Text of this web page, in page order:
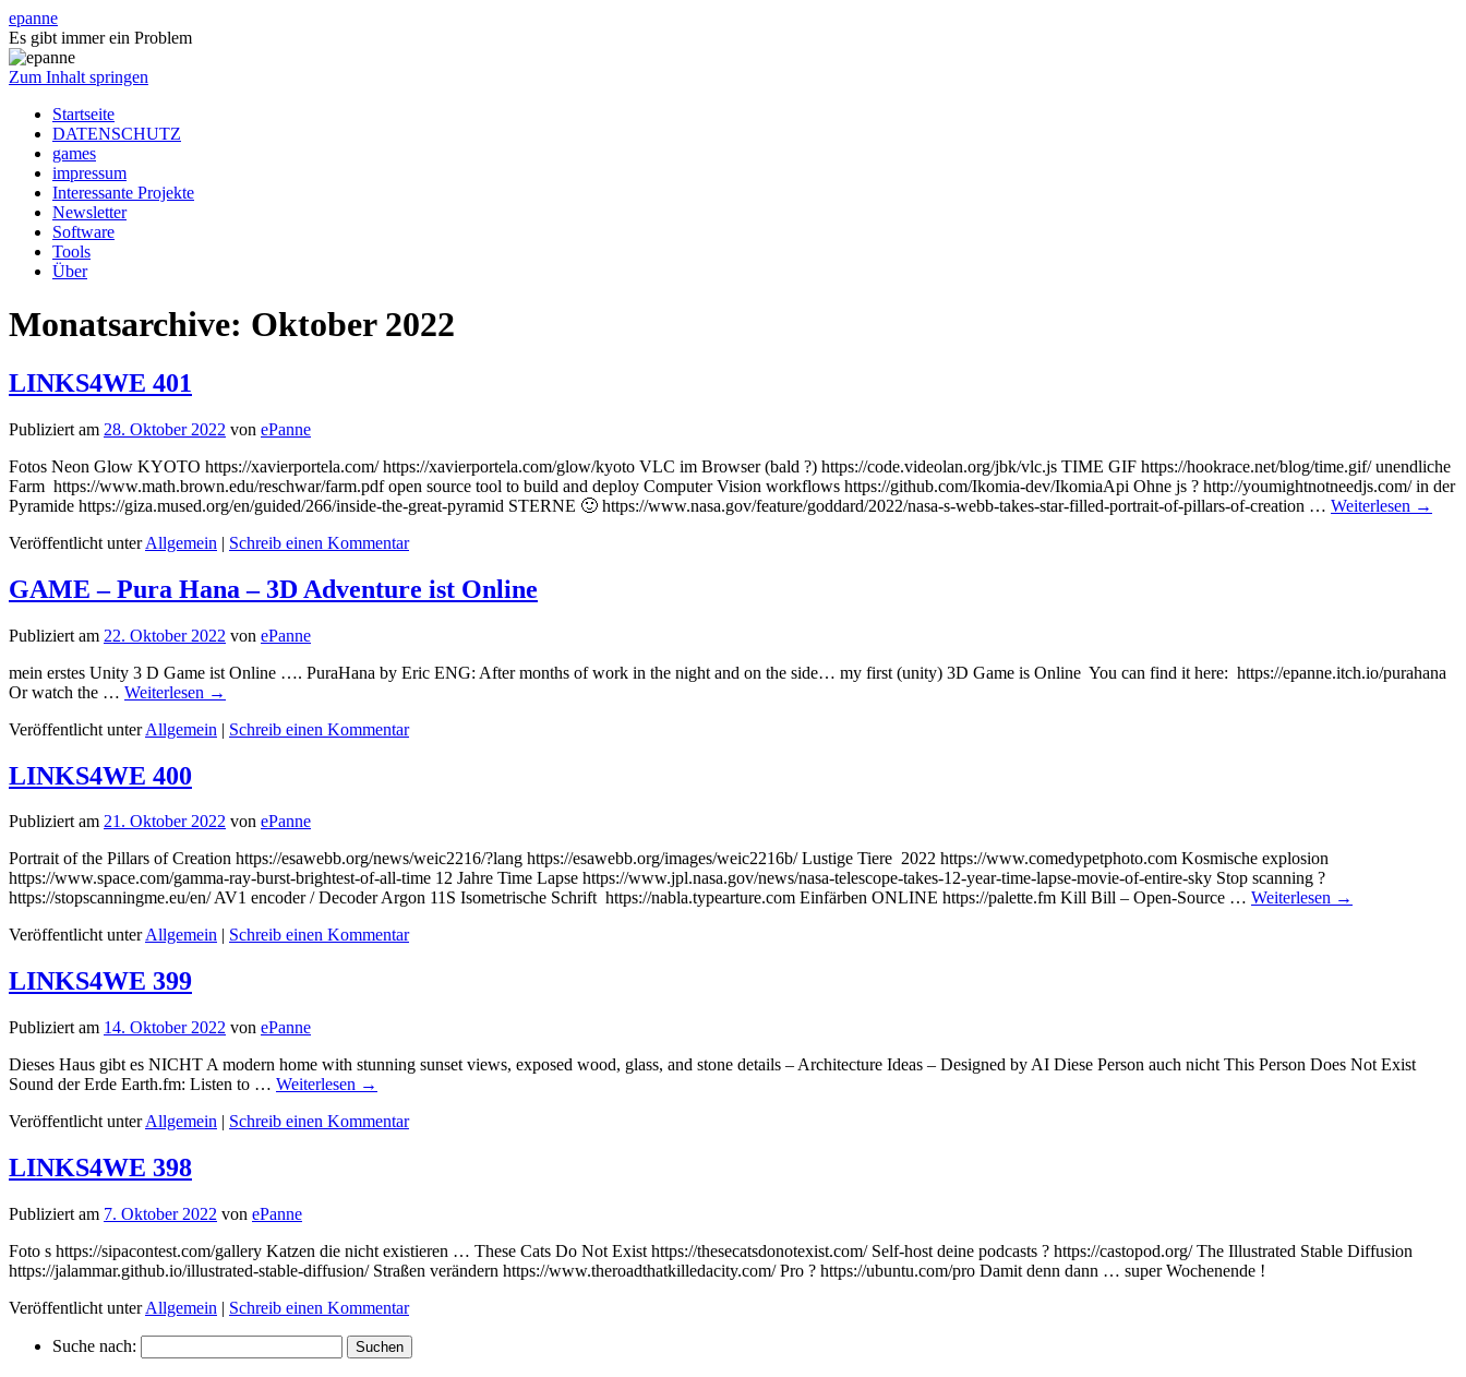
epanne
Es gibt immer ein Problem
Zum Inhalt springen
Startseite
DATENSCHUTZ
games
impressum
Interessante Projekte
Newsletter
Software
Tools
Über
Monatsarchive: Oktober 2022
LINKS4WE 401
Publiziert am 28. Oktober 2022 von ePanne
Fotos Neon Glow KYOTO https://xavierportela.com/ https://xavierportela.com/glow/kyoto VLC im Browser (bald ?) https://code.videolan.org/jbk/vlc.js TIME GIF https://hookrace.net/blog/time.gif/ unendliche
Farm https://www.math.brown.edu/reschwar/farm.pdf open source tool to build and deploy Computer Vision workflows https://github.com/Ikomia-dev/IkomiaApi Ohne js ? http://youmightnotneedjs.com/ in der
Pyramide https://giza.mused.org/en/guided/266/inside-the-great-pyramid STERNE 🙂 https://www.nasa.gov/feature/goddard/2022/nasa-s-webb-takes-star-filled-portrait-of-pillars-of-creation … Weiterlesen →
Veröffentlicht unter Allgemein | Schreib einen Kommentar
GAME – Pura Hana – 3D Adventure ist Online
Publiziert am 22. Oktober 2022 von ePanne
mein erstes Unity 3 D Game ist Online …. PuraHana by Eric ENG: After months of work in the night and on the side… my first (unity) 3D Game is Online You can find it here: https://epanne.itch.io/purahana
Or watch the … Weiterlesen →
Veröffentlicht unter Allgemein | Schreib einen Kommentar
LINKS4WE 400
Publiziert am 21. Oktober 2022 von ePanne
Portrait of the Pillars of Creation https://esawebb.org/news/weic2216/?lang https://esawebb.org/images/weic2216b/ Lustige Tiere 2022 https://www.comedypetphoto.com Kosmische explosion
https://www.space.com/gamma-ray-burst-brightest-of-all-time 12 Jahre Time Lapse https://www.jpl.nasa.gov/news/nasa-telescope-takes-12-year-time-lapse-movie-of-entire-sky Stop scanning ?
https://stopscanningme.eu/en/ AV1 encoder / Decoder Argon 11S Isometrische Schrift https://nabla.typearture.com Einfärben ONLINE https://palette.fm Kill Bill – Open-Source … Weiterlesen →
Veröffentlicht unterAllgemein | Schreib einen Kommentar
LINKS4WE 399
Publiziert am 14. Oktober 2022 von ePanne
Dieses Haus gibt es NICHT A modern home with stunning sunset views, exposed wood, glass, and stone details – Architecture Ideas – Designed by AI Diese Person auch nicht This Person Does Not Exist
Sound der Erde Earth.fm: Listen to … Weiterlesen →
Veröffentlicht unter Allgemein | Schreib einen Kommentar
LINKS4WE 398
Publiziert am 7. Oktober 2022 von ePanne
Foto s https://sipacontest.com/gallery Katzen die nicht existieren … These Cats Do Not Exist https://thesecatsdonotexist.com/ Self-host deine podcasts ? https://castopod.org/ The Illustrated Stable Diffusion
https://jalammar.github.io/illustrated-stable-diffusion/ Straßen verändern https://www.theroadthatkilledacity.com/ Pro ? https://ubuntu.com/pro Damit denn dann … super Wochenende !
Veröffentlicht unter Allgemein | Schreib einen Kommentar
Suche nach: